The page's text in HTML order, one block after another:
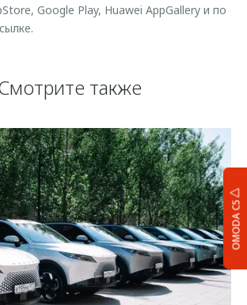
OMODA C5
Google Play, Huawei AppGallery и по
также